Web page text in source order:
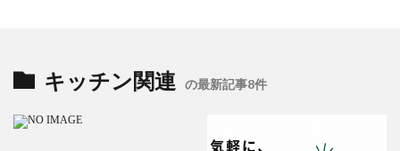
キッチン関連 の最新記事8件